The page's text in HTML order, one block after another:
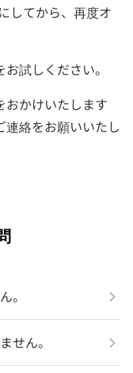
してから、再度オ
試しください。
おかけいたします
連絡をお願いいたし
。
せん。